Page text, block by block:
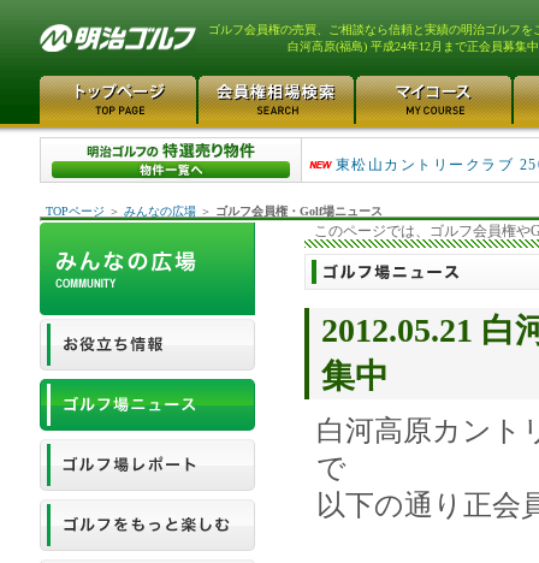
ゴルフ会員権の売買、ご相談なら信頼と実績の明治ゴルフを
白河高原(福島) 平成24年12月まで正会員募集中
平塚富士見カントリーク
東松山カントリークラブ
TOPページ ＞ みんなの広場 ＞ ゴルフ会員権・Golf場ニュース
このページでは、ゴルフ会員権や
2012.05.21 白
集中
白河高原カント
で
以下の通り正会